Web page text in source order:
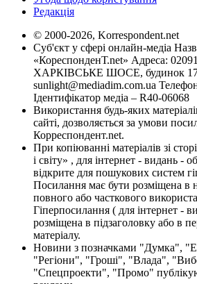
Редакція
© 2000-2026, Korrespondent.net
Суб'єкт у сфері онлайн-медіа
«КореспонденТ.net» Адреса:
ХАРКІВСЬКЕ ШОСЕ, будинок
sunlight@mediadim.com.ua
Ідентифікатор медіа – R40-06068
Використання будь-яких
сайті, дозволяється за умови
Корреспондент.net.
При копіюванні матеріалів зі
і світу» , для інтернет - видань -
відкрите для пошукових систем
Посилання має бути розміщена в
повного або часткового
Гіперпосилання ( для інтернет -
розміщена в підзаголовку або в
матеріалу.
Новини з позначками "Думка",
"Регіони", "Гроші", "Влада",
"Спецпроекти", "Промо"